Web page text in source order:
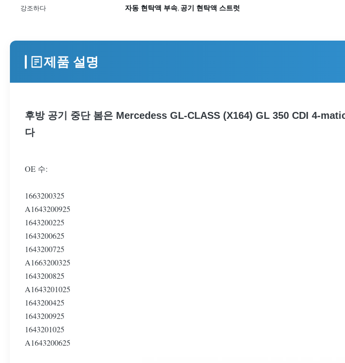
강조하다
자동 현탁액 부속, 공기 현탁액 스트럿
제품 설명
후방 공기 중단 봄은 Mercedess GL-CLASS (X164) GL 350 CDI 4-
다
OE 수:
1663200325
A1643200925
1643200225
1643200625
1643200725
A1663200325
1643200825
A1643201025
1643200425
1643200925
1643201025
A1643200625